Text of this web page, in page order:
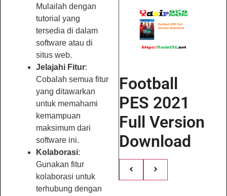
Mulailah dengan
tutorial yang
tersedia di dalam
software atau di
situs web.
Jelajahi Fitur:
Cobalah semua fitur
yang ditawarkan
untuk memahami
kemampuan
maksimum dari
software ini.
Kolaborasi:
Gunakan fitur
kolaborasi untuk
terhubung dengan
Football
PES 2021
Full Version
Download